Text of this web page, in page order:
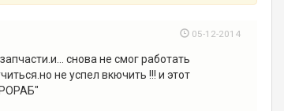
05-12-2014
снова не смог работать
не успел вкючить !!! и этот